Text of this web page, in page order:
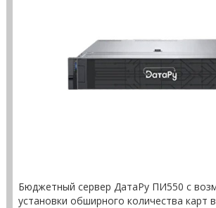
Бюджетный сервер ДатаРу ПИ550 с
установки обширного количества карт